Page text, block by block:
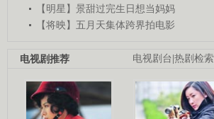
【明星】景甜过完生日想当妈妈
【将映】五月天集体跨界拍电影
电视剧台 热剧检索
电视剧推荐